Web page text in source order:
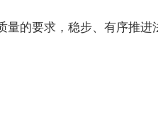
的要求，稳步、有序推进